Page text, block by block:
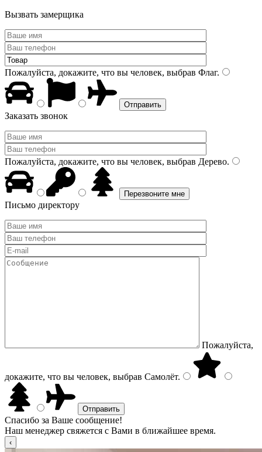
Вызвать замерщика
Пожалуйста, докажите, что вы человек, выбрав Флаг.
Заказать звонок
Пожалуйста, докажите, что вы человек, выбрав Дерево.
Письмо директору
Пожалуйста,
докажите, что вы человек, выбрав Самолёт.
Спасибо за Ваше сообщение!
Наш менеджер свяжется с Вами в ближайшее время.